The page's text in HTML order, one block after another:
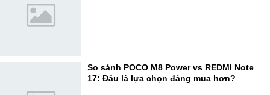
So sánh POCO M8 Power vs REDMI Note
17: Đâu là lựa chọn đáng mua hơn?